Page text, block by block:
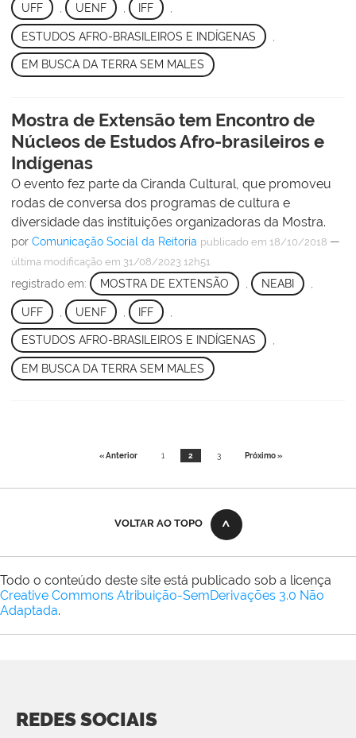
UFF UENF IFF
ESTUDOS AFRO-BRASILEIROS E INDÍGENAS
EM BUSCA DA TERRA SEM MALES
Mostra de Extensão tem Encontro de
Núcleos de Estudos Afro-brasileiros e
Indígenas
O evento fez parte da Ciranda Cultural, que promoveu
rodas de conversa dos programas de cultura e
diversidade das instituições organizadoras da Mostra.
por Comunicação Social da Reitoria publicado em 18/10/2018 —
última modificação em 31/08/2023 12h51
registrado em: MOSTRA DE EXTENSÃO NEABI
UFF UENF IFF
ESTUDOS AFRO-BRASILEIROS E INDÍGENAS ,
EM BUSCA DA TERRA SEM MALES
« Anterior 1 2 3 Próximo »
VOLTAR AO TOPO
Todo o conteúdo deste site está publicado sob a licença
Creative Commons Atribuição-SemDerivações 3.0 Não
Adaptada.
REDES SOCIAIS